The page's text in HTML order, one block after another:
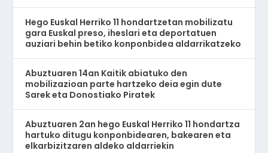
Hego Euskal Herriko 11 hondartzetan mobilizatu
gara Euskal preso, iheslari eta deportatuen
auziari behin betiko konponbidea aldarrikatzeko
Abuztuaren 14an Kaitik abiatuko den
mobilizazioan parte hartzeko deia egin dute
Sarek eta Donostiako Piratek
Abuztuaren 2an hego Euskal Herriko 11 hondartza
hartuko ditugu konponbidearen, bakearen eta
elkarbizitzaren aldeko aldarriekin